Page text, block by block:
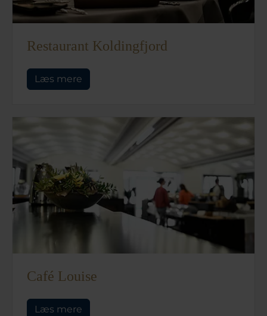
Restaurant Koldingfjord
Læs mere
Café Louise
Læs mere